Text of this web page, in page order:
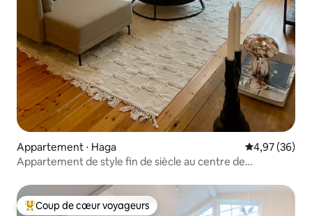
Appartement ⋅ Haga Évaluation
4,97 (36)
Appartement de style fin de siècle au centre de
Coups de cœur voyageurs les plus appréciés
Coup de cœur voyageurs